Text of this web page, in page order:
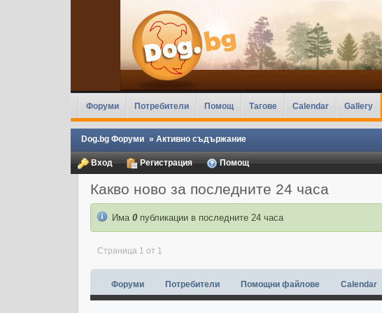
Форуми Потребители Помощ Тагове Calendar Gallery
Dog.bg Форуми » Активно съдържание
Вход Регистрация Помощ
Какво ново за последните 24 часа
Има 0публикации в последните 24 часа
Страница 1 от 1
Форуми Потребители Помощни файлове Calendar